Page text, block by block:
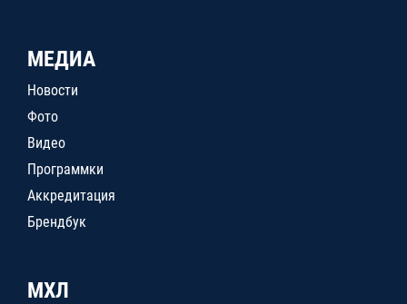
МЕДИА
Новости
Фото
Видео
Программки
Аккредитация
Брендбук
МХЛ